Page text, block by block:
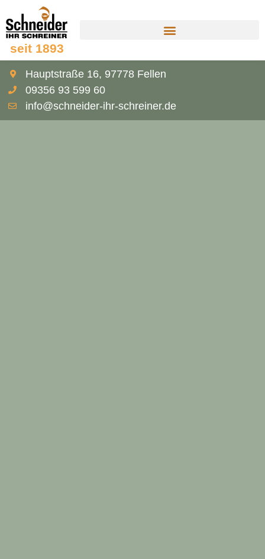
seit 1893
Hauptstraße 16, 97778 Fellen
09356 93 599 60
info@schneider-ihr-schreiner.de